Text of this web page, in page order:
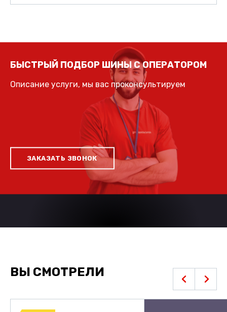
БЫСТРЫЙ ПОДБОР ШИНЫ С ОПЕРАТОРОМ
Описание услуги, мы вас проконсультируем
ЗАКАЗАТЬ ЗВОНОК
ВЫ СМОТРЕЛИ